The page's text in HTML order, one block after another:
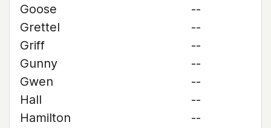
Goose
--
Grettel
--
Griff
--
Gunny
--
Gwen
--
Hall
--
Hamilton
--